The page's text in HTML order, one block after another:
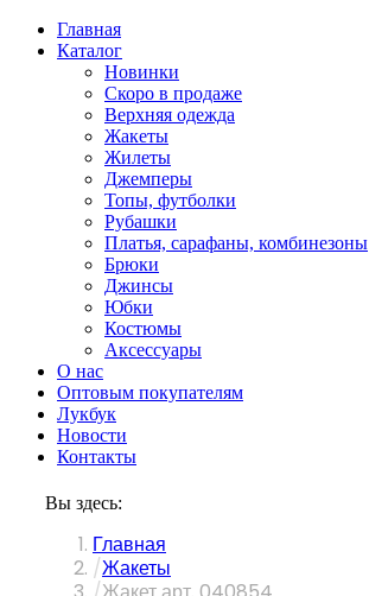
Главная
Каталог
Новинки
Скоро в продаже
Верхняя одежда
Жакеты
Жилеты
Джемперы
Топы, футболки
Рубашки
Платья, сарафаны, комбинезоны
Брюки
Джинсы
Юбки
Костюмы
Аксессуары
О нас
Оптовым покупателям
Лукбук
Новости
Контакты
Вы здесь:
Главная
Жакеты